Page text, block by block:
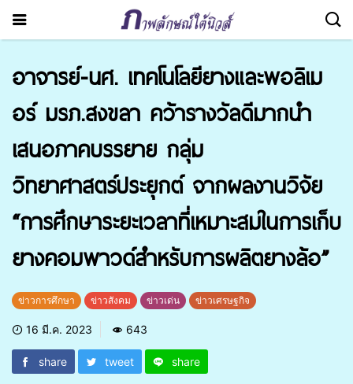
อาจารย์-นศ. เทคโนโลยียางและพอลิเม
อร์ มรภ.สงขลา คว้ารางวัลดีมากนำ
เสนอภาคบรรยาย กลุ่ม
วิทยาศาสตร์ประยุกต์ จากผลงานวิจัย
“การศึกษาระยะเวลาที่เหมาะสมในการเก็บ
ยางคอมพาวด์สำหรับการผลิตยางล้อ”
ข่าวการศึกษา ข่าวสังคม ข่าวเด่น ข่าวเศรษฐกิจ
16 มี.ค. 2023 643
share tweet share